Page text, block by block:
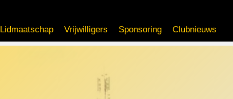
Lidmaatschap Vrijwilligers Sponsoring Clubnieuws